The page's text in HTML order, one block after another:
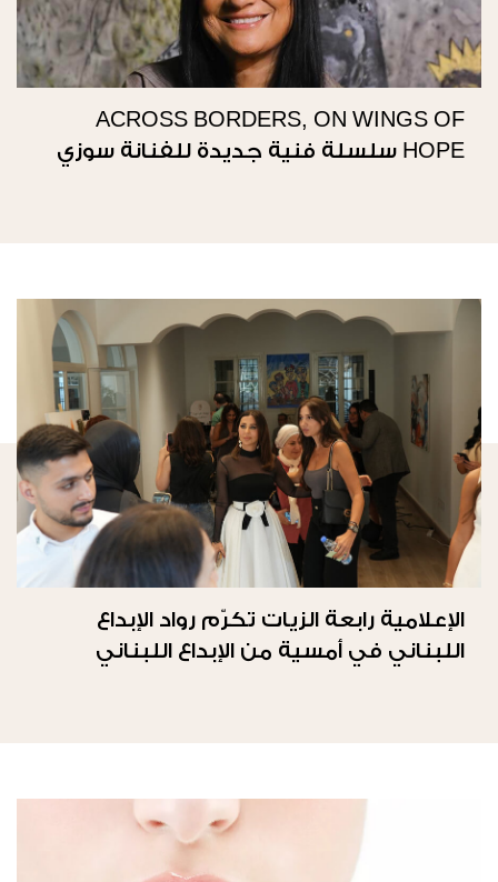
ACROSS BORDERS, ON WINGS OF
HOPE سلسلة فنية جديدة للفنانة سوزي
الإعلامية رابعة الزيات تكرّم رواد الإبداع
اللبناني في أمسية من الإبداع اللبناني